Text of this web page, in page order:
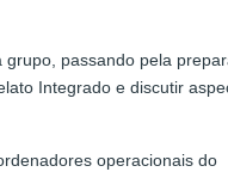
grupo, passando pela
Integrado e discutir
operacionais do